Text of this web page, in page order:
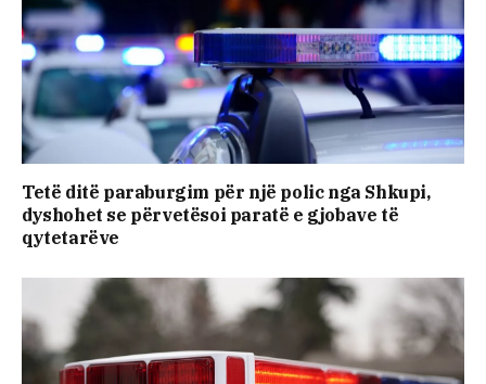
Tetë ditë paraburgim për një polic nga Shkupi,
dyshohet se përvetësoi paratë e gjobave të
qytetarëve